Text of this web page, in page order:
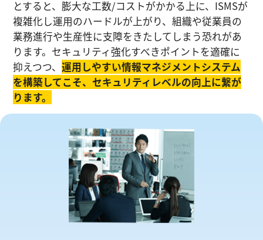
とすると、膨大な工数/コストがかかる上に、ISMSが
複雑化し運⽤のハードルが上がり、組織や従業員の
業務進⾏や生産性に⽀障をきたしてしまう恐れがあ
ります。セキュリティ強化すべきポイントを適確に
抑えつつ、運⽤しやすい情報マネジメントシステム
を構築してこそ、セキュリティレベルの向上に繋が
ります。